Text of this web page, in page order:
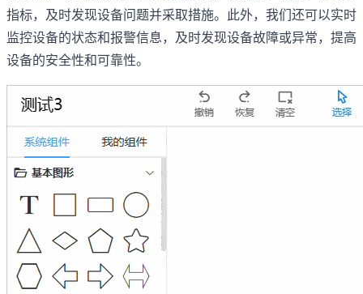
指标，及时发现设备问题并采取措施。此外，我们还可以实时
监控设备的状态和报警信息，及时发现设备故障或异常，提高
设备的安全性和可靠性。